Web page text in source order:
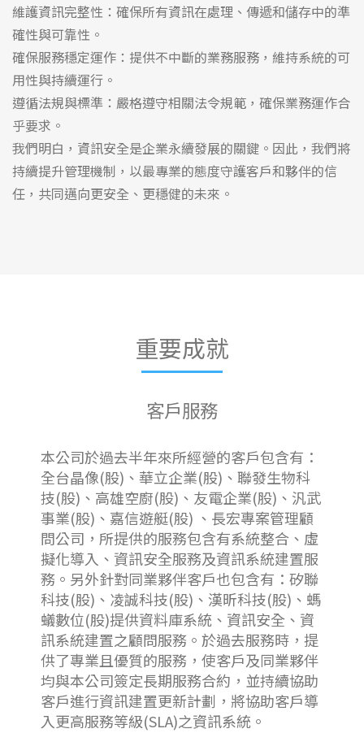
維護資訊完整性：確保所有資訊在處理、傳遞和儲存中的準
確性與可靠性。
確保服務穩定運作：提供不中斷的業務服務，維持系統的可
用性與持續運行。
遵循法規與標準：嚴格遵守相關法令規範，確保業務運作合
乎要求。
我們明白，資訊安全是企業永續發展的關鍵。因此，我們將
持續提升管理機制，以最專業的態度守護客戶和夥伴的信
任，共同邁向更安全、更穩健的未來。
重要成就
客戶服務
本公司於過去半年來所經營的客戶包含有：
全台晶像(股)、華立企業(股)、聯發生物科
技(股)、高雄空廚(股)、友電企業(股)、汎武
事業(股)、嘉信遊艇(股) 、長宏專案管理顧
問公司，所提供的服務包含有系統整合、虛
擬化導入、資訊安全服務及資訊系統建置服
務。另外針對同業夥伴客戶也包含有：矽聯
科技(股)、凌誠科技(股)、漢昕科技(股)、螞
蟻數位(股)提供資料庫系統、資訊安全、資
訊系統建置之顧問服務。於過去服務時，提
供了專業且優質的服務，使客戶及同業夥伴
均與本公司簽定長期服務合約，並持續協助
客戶進行資訊建置更新計劃，將協助客戶導
入更高服務等級(SLA)之資訊系統。